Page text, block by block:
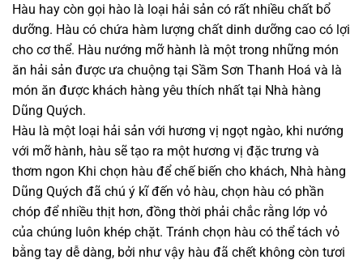
Hàu hay còn gọi hào là loại hải sản có rất nhiều chất bổ
dưỡng. Hàu có chứa hàm lượng chất dinh dưỡng cao có lợi
cho cơ thể. Hàu nướng mỡ hành là một trong những món
ăn hải sản được ưa chuộng tại Sầm Sơn Thanh Hoá và là
món ăn được khách hàng yêu thích nhất tại Nhà hàng
Dũng Quých.
Hàu là một loại hải sản với hương vị ngọt ngào, khi nướng
với mỡ hành, hàu sẽ tạo ra một hương vị đặc trưng và
thơm ngon Khi chọn hàu để chế biến cho khách, Nhà hàng
Dũng Quých đã chú ý kĩ đến vỏ hàu, chọn hàu có phần
chóp để nhiều thịt hơn, đồng thời phải chắc rằng lớp vỏ
của chúng luôn khép chặt. Tránh chọn hàu có thể tách vỏ
bằng tay dễ dàng, bởi như vậy hàu đã chết không còn tươi